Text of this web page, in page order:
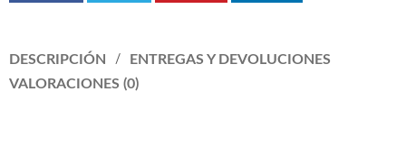
DESCRIPCIÓN
ENTREGAS Y DEVOLUCIONES
VALORACIONES (0)